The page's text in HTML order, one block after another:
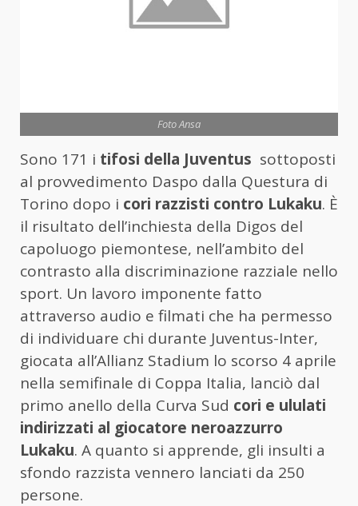
Foto Ansa
Sono 171 i tifosi della Juventus sottoposti
al provvedimento Daspo dalla Questura di
Torino dopo i cori razzisti contro Lukaku. È
il risultato dell’inchiesta della Digos del
capoluogo piemontese, nell’ambito del
contrasto alla discriminazione razziale nello
sport. Un lavoro imponente fatto
attraverso audio e filmati che ha permesso
di individuare chi durante Juventus-Inter,
giocata all’Allianz Stadium lo scorso 4 aprile
nella semifinale di Coppa Italia, lanciò dal
primo anello della Curva Sud cori e ululati
indirizzati al giocatore neroazzurro
Lukaku. A quanto si apprende, gli insulti a
sfondo razzista vennero lanciati da 250
persone.